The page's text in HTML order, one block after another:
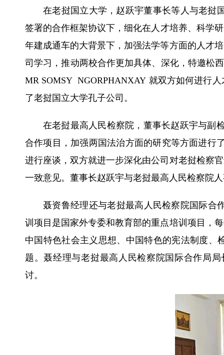
在老挝国立大学，赵跃宇董事长等人 与老挝
签署的合作框架协议下，细化在人才培养、科学
年建成通车的大背景下，加强法学等方面的人才
司学习，推动两校合作更加具体、深化，特邀松
MR SOMSY NGORPHANXAY 就双方如何进行
了老挝国立大学孔子公司。
在老挝最高人民检察院，董事长赵跃宇与副
合作项目，加强两国法治方面的研究等方面进行
进行座谈，双方就进一步深化由公司对老挝检察
一致意见。董事长赵跃宇与老挝最高人民检察院
聂资鲁经理还与老挝最高人民检察院国际合
训项目是国家外专委和教育部的重点培训项目，
中国特色社会主义思想、中国特色的宪法制度
题。聂经理与老挝最高人民检察院国际合作局局
讨。